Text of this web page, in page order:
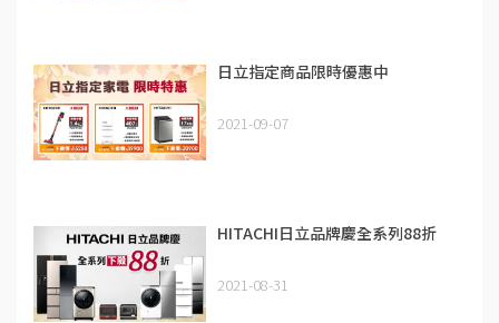
日立指定商品限時優惠中
2021-09-07
HITACHI日立品牌慶全系列88折
2021-08-31